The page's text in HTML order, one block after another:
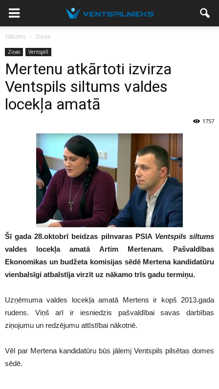
Sākums Ziņas
Ziņas Ventspilī
Mertenu atkārtoti izvirza
Ventspils siltums valdes
locekļa amatā
1757
Šī gada 28.oktobrī beidzas pilnvaras PSIA Ventspils siltums
valdes locekļa amatā Artim Mertenam. Pašvaldības
Ekonomikas un budžeta komisijas sēdē Mertena kandidatūru
vienbalsīgi atbalstīja virzīt uz nākamo trīs gadu termiņu.
Uzņēmuma valdes locekļa amatā Mertens ir kopš 2013.gada
rudens. Viņš arī ir iesniedzis pašvaldībai savas darbības
ziņojumu un redzējumu attīstībai nākotnē.
Vēl par Mertena kandidatūru būs jālemj Ventspils pilsētas domes
sēdē.